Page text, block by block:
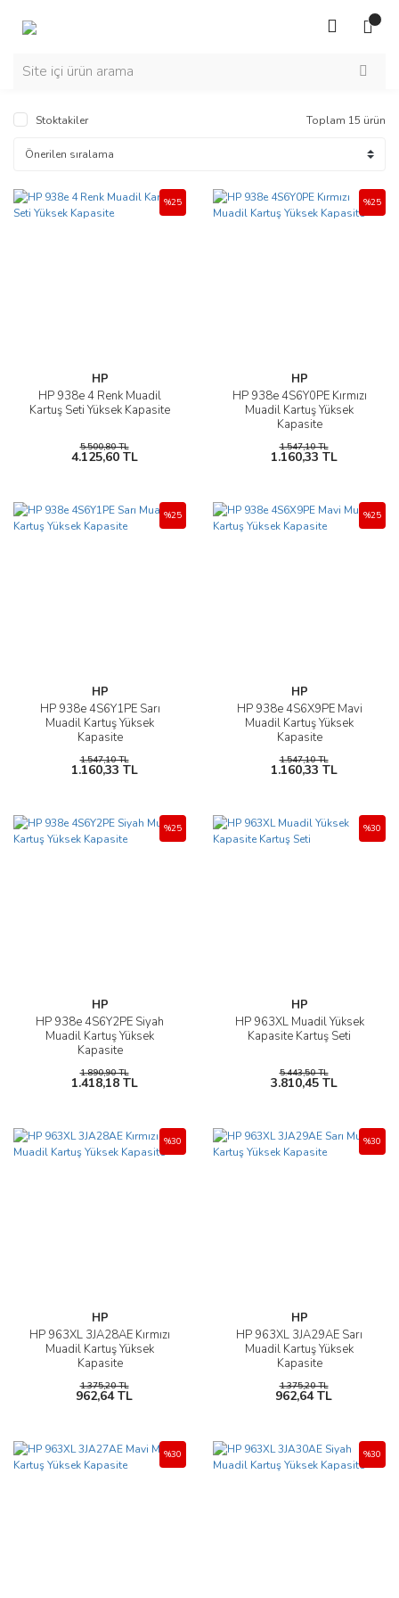
Stoktakiler Toplam 15 ürün
HP
HP 938e 4 Renk Muadil
Kartuş Seti Yüksek Kapasite
%25
5.500,80 TL
4.125,60 TL
HP
HP 938e 4S6Y0PE Kırmızı
Muadil Kartuş Yüksek
Kapasite
%25
1.547,10 TL
1.160,33 TL
HP
HP 938e 4S6Y1PE Sarı
Muadil Kartuş Yüksek
Kapasite
%25
1.547,10 TL
1.160,33 TL
HP
HP 938e 4S6X9PE Mavi
Muadil Kartuş Yüksek
Kapasite
%25
1.547,10 TL
1.160,33 TL
HP
HP 938e 4S6Y2PE Siyah
Muadil Kartuş Yüksek
Kapasite
%25
1.890,90 TL
1.418,18 TL
HP
HP 963XL Muadil Yüksek
Kapasite Kartuş Seti
%30
5.443,50 TL
3.810,45 TL
HP
HP 963XL 3JA28AE Kırmızı
Muadil Kartuş Yüksek
Kapasite
%30
1.375,20 TL
962,64 TL
HP
HP 963XL 3JA29AE Sarı
Muadil Kartuş Yüksek
Kapasite
%30
1.375,20 TL
962,64 TL
%30 %30